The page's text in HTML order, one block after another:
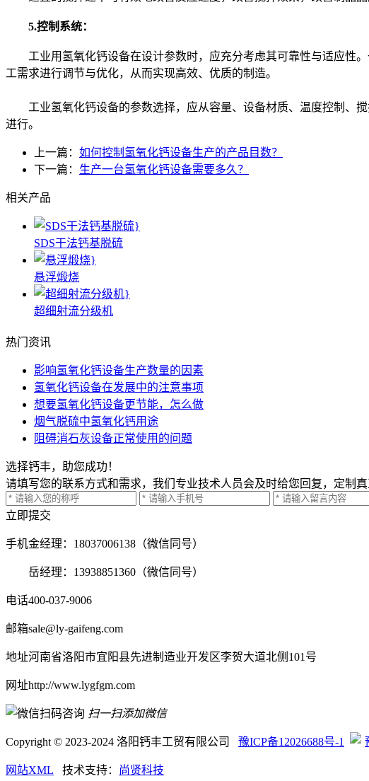
5.控制系统：
工业用氢氧化钙设备在设计参数时，应充分考虑其可靠性与适应性。
工需求进行调节与优化，从而实现高效、优质的制造。
工业氢氧化钙设备的参数选择，应从容量、设备材质、温度控制、搅
进行。
上一篇： 如何控制氢氧化钙设备生产的产品目数？
下一篇： 生产一台氢氧化钙设备需要多久？
相关产品
SDS干法钙基脱硫
悬浮煅烧
超细射流分级机
热门资讯
影响氢氧化钙设备生产数量的因素
氢氧化钙设备在发展中的注意事项
想要氢氧化钙设备更节能，怎么做
烟气脱硫中氢氧化钙用途
阻碍消石灰设备正常使用的问题
选择钙丰，助您成功！
请填写您的联系方式和需求，我们专业技术人员会及时给您回复，定制真
立即提交
手机金经理：18037006138（微信同号）
岳经理：13938851360（微信同号）
电话400-037-9006
邮箱sale@ly-gaifeng.com
地址河南省洛阳市宜阳县先进制造业开发区李贺大道北侧101号
网址http://www.lygfgm.com
扫一扫添加微信
Copyright © 2023-2024 洛阳钙丰工贸有限公司 豫ICP备12026688号-1
网站XML 技术支持： 尚贤科技